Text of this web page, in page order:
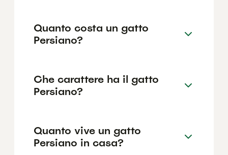
Quanto costa un gatto
Persiano?
Che carattere ha il gatto
Persiano?
Quanto vive un gatto
Persiano in casa?